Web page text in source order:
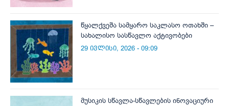
წყალქვეშა სამყარო საკლასო ოთახში –
სახალისო სასწავლო აქტივობები
29 ივლისი, 2026 - 09:09
მუსიკის სწავლა-სწავლების ინოვაციური